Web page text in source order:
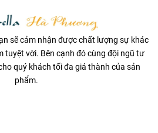
sẽ cảm nhận được chất lượng sự khác
tuyệt vời. Bên cạnh đó cùng đội ngũ tư
quý khách tối đa giá thành của sản
phẩm.